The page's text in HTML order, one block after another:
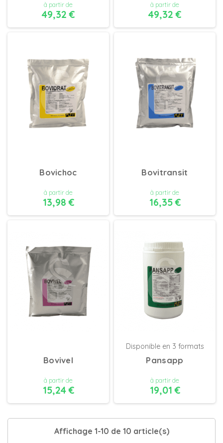
à partir de
49,32 €
à partir de
49,32 €
Bovichoc
à partir de
13,98 €
Bovitransit
à partir de
16,35 €
Bovivel
à partir de
15,24 €
Disponible en 3 formats
Pansapp
à partir de
19,01 €
Affichage 1-10 de 10 article(s)